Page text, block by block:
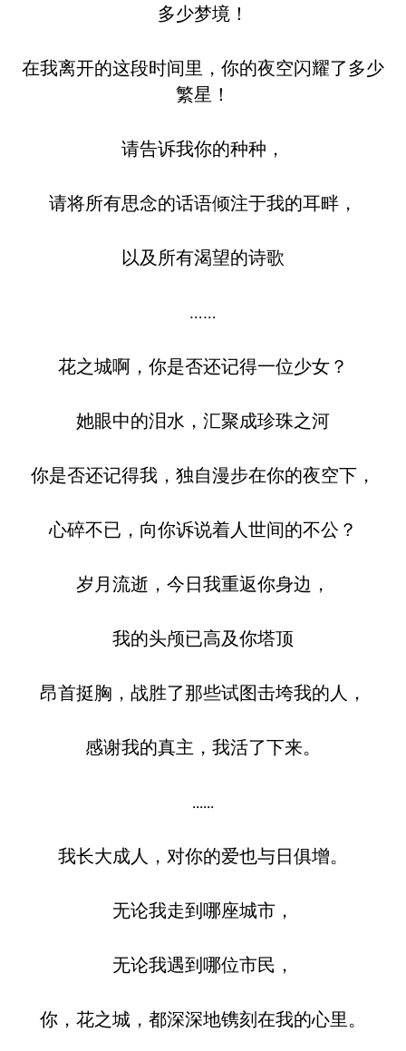
多少梦境！
在我离开的这段时间里，你的夜空闪耀了多少
繁星！
请告诉我你的种种，
请将所有思念的话语倾注于我的耳畔，
以及所有渴望的诗歌
……
花之城啊，你是否还记得一位少女？
她眼中的泪水，汇聚成珍珠之河
你是否还记得我，独自漫步在你的夜空下，
心碎不已，向你诉说着人世间的不公？
岁月流逝，今日我重返你身边，
我的头颅已高及你塔顶
昂首挺胸，战胜了那些试图击垮我的人，
感谢我的真主，我活了下来。
......
我长大成人，对你的爱也与日俱增。
无论我走到哪座城市，
无论我遇到哪位市民，
你，花之城，都深深地镌刻在我的心里。